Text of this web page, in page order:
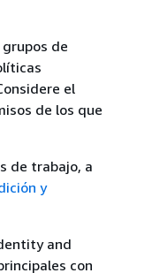
de
el
de los que
de trabajo, a
y
and
con